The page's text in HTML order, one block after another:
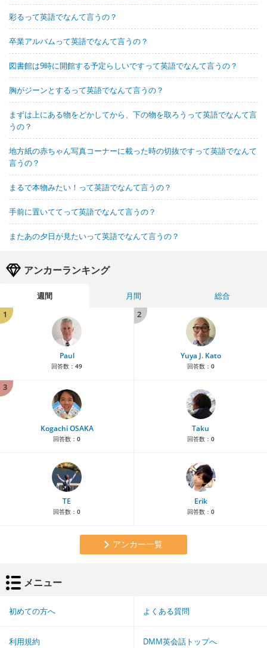
彩るって英語でなんて言うの？
卒業アルバムって英語でなんて言うの？
図書館は9時に開館する予定らしいですって英語でなんて言うの？
胸がジーンとするって英語でなんて言うの？
まずは上にある物をどかしてから、下の物を取ろうって英語でなんて言
うの？
地方紙の赤ちゃん写真コーナーに載った時の切抜ですって英語でなんて
言うの？
まるで本物みたい！って英語でなんて言うの？
手前に置いててって英語でなんて言うの？
またあの夕日が見たいって英語でなんて言うの？
アンカーランキング
週間 月間
総合
1
Paul
回答数： 49
2
Yuya J. Kato
回答数： 0
3
Kogachi OSAKA
回答数： 0
Taku
回答数： 0
TE
回答数： 0
Erik
回答数： 0
アンカー一覧
メニュー
初めての方へ よくある質問
利用規約 DMM英会話トップへ